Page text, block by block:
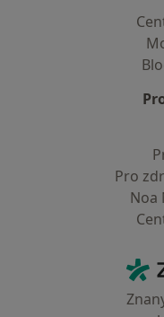
Pro
Noa